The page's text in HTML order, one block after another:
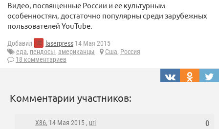
Видео, посвященные России и ее культурным
особенностям, достаточно популярны среди зарубежных
пользователей YouTube.
Добавил laserpress 14 Мая 2015
еда, пендосы, американцы Сша, Россия
18 комментариев
Комментарии участников:
0
X86, 14 Мая 2015 , url